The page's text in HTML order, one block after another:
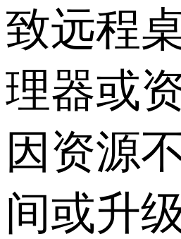
致远程
理器或
因资源
间或升